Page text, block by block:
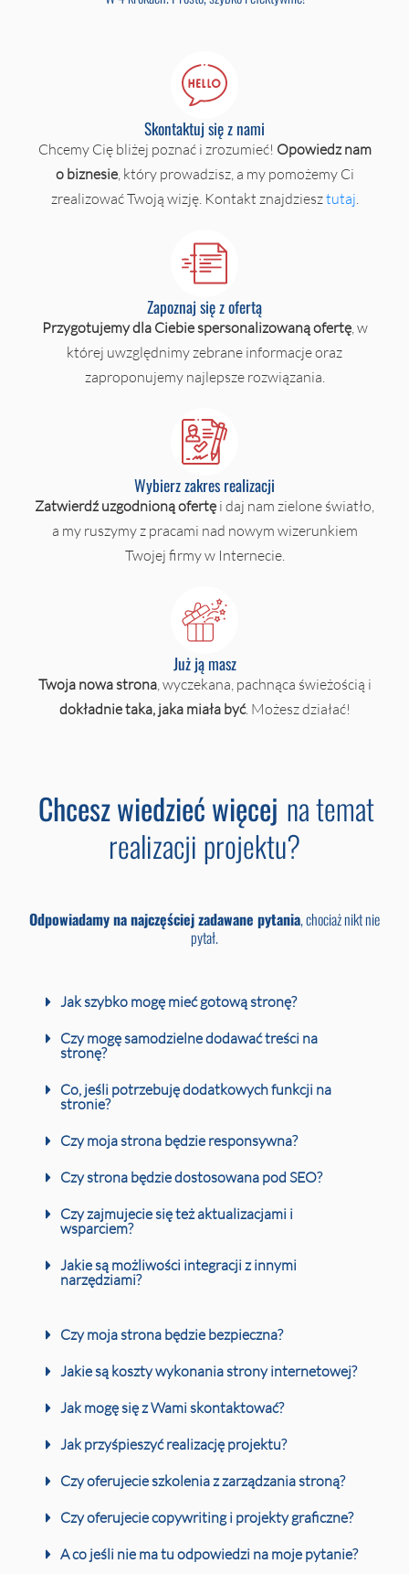
Skontaktuj się z nami
Chcemy Cię bliżej poznać i zrozumieć! Opowiedz nam
o biznesie, który prowadzisz, a my pomożemy Ci
zrealizować Twoją wizję. Kontakt znajdziesztutaj
Zapoznaj się z ofertą
Przygotujemy dla Ciebie spersonalizowaną ofertę, w
której uwzględnimy zebrane informacje oraz
zaproponujemy najlepsze rozwiązania.
Wybierz zakres realizacji
Zatwierdź uzgodnioną ofertę i daj nam zielone światło,
a my ruszymy z pracami nad nowym wizerunkiem
Twojej firmy w Internecie.
Już ją masz
Twoja nowa strona, wyczekana, pachnąca świeżością i
dokładnie taka, jaka miała być. Możesz działać!
Chcesz wiedzieć więcej na temat
realizacji projektu?
Odpowiadamy na najczęściej zadawane pytania, chociaż nikt nie
pytał.
Jak szybko mogę mieć gotową stronę?
Czy mogę samodzielne dodawać treści na
stronę?
Co, jeśli potrzebuję dodatkowych funkcji na
stronie?
Czy moja strona będzie responsywna?
Czy strona będzie dostosowana pod SEO?
Czy zajmujecie się też aktualizacjami i
wsparciem?
Jakie są możliwości integracji z innymi
narzędziami?
Czy moja strona będzie bezpieczna?
Jakie są koszty wykonania strony internetowej?
Jak mogę się z Wami skontaktować?
Jak przyśpieszyć realizację projektu?
Czy oferujecie szkolenia z zarządzania stroną?
Czy oferujecie copywriting i projekty graficzne?
A co jeśli nie ma tu odpowiedzi na moje pytanie?